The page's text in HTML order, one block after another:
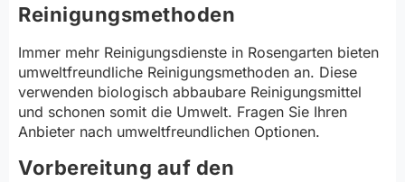
Reinigungsmethoden
Immer mehr Reinigungsdienste in Rosengarten bieten
umweltfreundliche Reinigungsmethoden an. Diese
verwenden biologisch abbaubare Reinigungsmittel
und schonen somit die Umwelt. Fragen Sie Ihren
Anbieter nach umweltfreundlichen Optionen.
Vorbereitung auf den